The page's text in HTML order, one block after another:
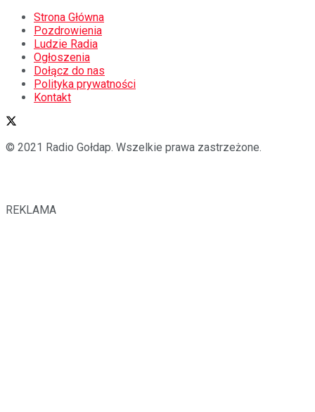
Strona Główna
Pozdrowienia
Ludzie Radia
Ogłoszenia
Dołącz do nas
Polityka prywatności
Kontakt
© 2021 Radio Gołdap. Wszelkie prawa zastrzeżone.
REKLAMA